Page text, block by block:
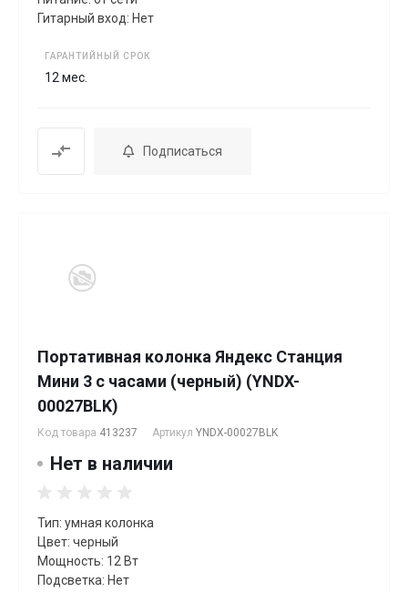
Гитарный вход: Нет
ГАРАНТИЙНЫЙ СРОК
12 мес.
Подписаться
Портативная колонка Яндекс Станция
Мини 3 с часами (черный) (YNDX-
00027BLK)
Код товара 413237 Артикул YNDX-00027BLK
Нет в наличии
Тип: умная колонка
Цвет: черный
Мощность: 12 Вт
Подсветка: Нет